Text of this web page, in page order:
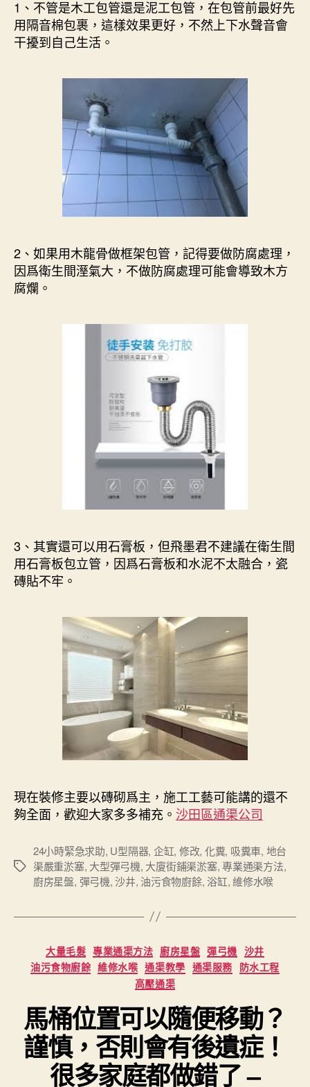
1、不管是木工包管還是泥工包管，在包管前最好先
用隔音棉包裹，這樣效果更好，不然上下水聲音會
干擾到自己生活。
2、如果用木龍骨做框架包管，記得要做防腐處理，
因爲衛生間溼氣大，不做防腐處理可能會導致木方
腐爛。
3、其實還可以用石膏板，但飛墨君不建議在衛生間
用石膏板包立管，因爲石膏板和水泥不太融合，瓷
磚貼不牢。
現在裝修主要以磚砌爲主，施工工藝可能講的還不
夠全面，歡迎大家多多補充。 沙田區通渠公司
Tags
24小時緊急求助, U型隔器, 企缸, 修改, 化糞, 吸糞車, 地台
渠嚴重淤塞, 大型彈弓機, 大廈街鋪渠淤塞,專業通渠方法,
廚房星盤, 彈弓機,沙井, 油污食物廚餘, 浴缸,維修水喉
Categories
大量毛髮 專業通渠方法 廚房星盤 彈弓機 沙井
油污食物廚餘 維修水喉 通渠教學 通渠服務 防水工程
高壓通渠
馬桶位置可以隨便移動？
謹慎，否則會有後遺症！
很多家庭都做錯了 –